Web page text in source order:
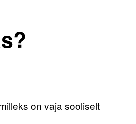
on vaja sooliselt